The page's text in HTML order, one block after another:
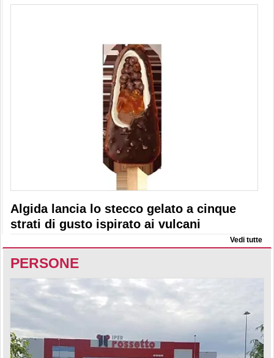
Algida lancia lo stecco gelato a cinque
strati di gusto ispirato ai vulcani
Vedi tutte
PERSONE